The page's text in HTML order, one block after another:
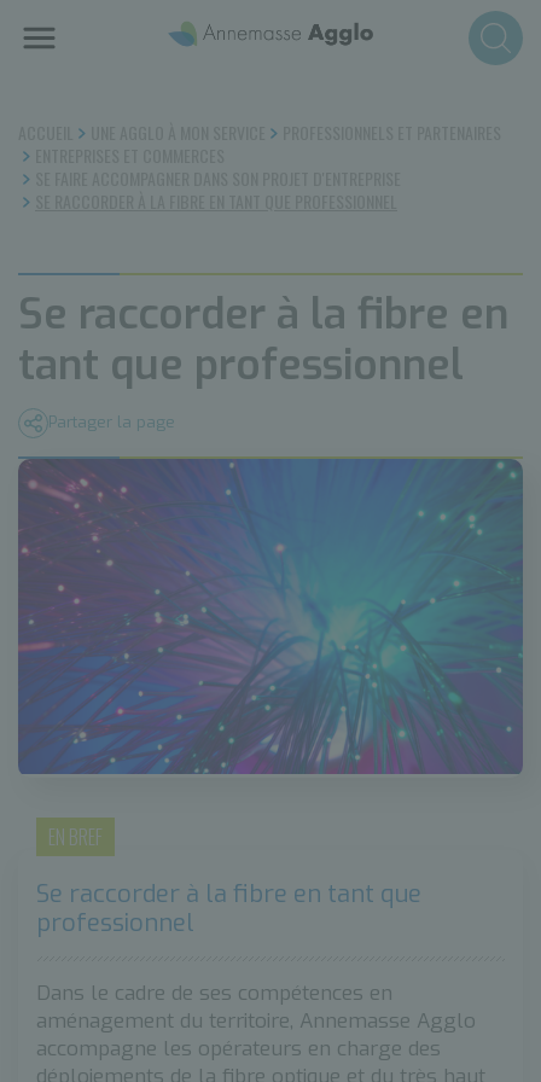
Se raccorder à la fibre en
tant que professionnel
Partager la page
EN BREF
Se raccorder à la fibre en tant que
professionnel
Dans le cadre de ses compétences en
aménagement du territoire, Annemasse Agglo
accompagne les opérateurs en charge des